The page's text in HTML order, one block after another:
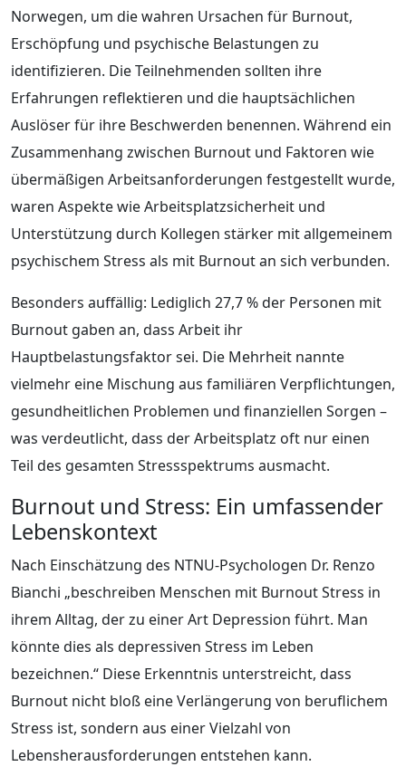
Norwegen, um die wahren Ursachen für Burnout,
Erschöpfung und psychische Belastungen zu
identifizieren. Die Teilnehmenden sollten ihre
Erfahrungen reflektieren und die hauptsächlichen
Auslöser für ihre Beschwerden benennen. Während ein
Zusammenhang zwischen Burnout und Faktoren wie
übermäßigen Arbeitsanforderungen festgestellt wurde,
waren Aspekte wie Arbeitsplatzsicherheit und
Unterstützung durch Kollegen stärker mit allgemeinem
psychischem Stress als mit Burnout an sich verbunden.
Besonders auffällig: Lediglich 27,7 % der Personen mit
Burnout gaben an, dass Arbeit ihr
Hauptbelastungsfaktor sei. Die Mehrheit nannte
vielmehr eine Mischung aus familiären Verpflichtungen,
gesundheitlichen Problemen und finanziellen Sorgen –
was verdeutlicht, dass der Arbeitsplatz oft nur einen
Teil des gesamten Stressspektrums ausmacht.
Burnout und Stress: Ein umfassender
Lebenskontext
Nach Einschätzung des NTNU-Psychologen Dr. Renzo
Bianchi „beschreiben Menschen mit Burnout Stress in
ihrem Alltag, der zu einer Art Depression führt. Man
könnte dies als depressiven Stress im Leben
bezeichnen.“ Diese Erkenntnis unterstreicht, dass
Burnout nicht bloß eine Verlängerung von beruflichem
Stress ist, sondern aus einer Vielzahl von
Lebensherausforderungen entstehen kann.